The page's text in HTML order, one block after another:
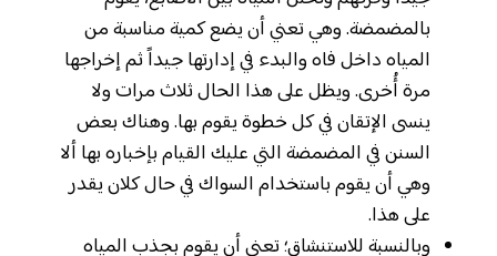
بالمضمضة. وهي تعني أن يضع كمية مناسبة من
المياه داخل فاه والبدء في إدارتها جيداً ثم إخراجها
مرة أُخرى. ويظل على هذا الحال ثلاث مرات ولا
ينسى الإتقان في كل خطوة يقوم بها. وهناك بعض
السنن في المضمضة التي عليك القيام بإخباره بها ألا
وهي أن يقوم باستخدام السواك في حال كلان يقدر
على هذا.
وبالنسبة للاستنشاق؛ تعني أن يقوم بجذب المياه